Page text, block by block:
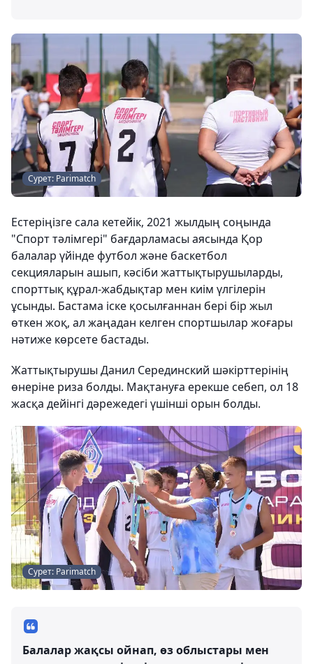
Сурет: Parimatch
Естеріңізге сала кетейік, 2021 жылдың соңында
"Спорт тәлімгері" бағдарламасы аясында Қор
балалар үйінде футбол және баскетбол
секцияларын ашып, кәсіби жаттықтырушыларды,
спорттық құрал-жабдықтар мен киім үлгілерін
ұсынды. Бастама іске қосылғаннан бері бір жыл
өткен жоқ, ал жаңадан келген спортшылар жоғары
нәтиже көрсете бастады.
Жаттықтырушы Данил Серединский шәкірттерінің
өнеріне риза болды. Мақтануға ерекше себеп, ол 18
жасқа дейінгі дәрежедегі үшінші орын болды.
Сурет: Parimatch
Балалар жақсы ойнап, өз облыстары мен